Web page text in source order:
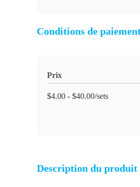
Conditions de
Prix
$4.00 - $40.00/sets
Description du produit